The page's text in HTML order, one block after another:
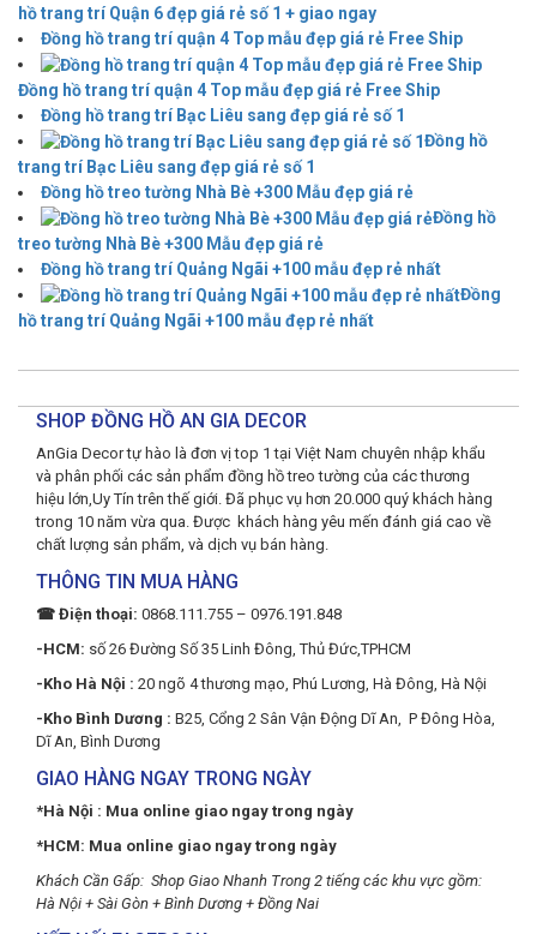
hồ trang trí Quận 6 đẹp giá rẻ số 1 + giao ngay
Đồng hồ trang trí quận 4 Top mẫu đẹp giá rẻ Free Ship
Đồng hồ trang trí quận 4 Top mẫu đẹp giá rẻ Free Ship
Đồng hồ trang trí Bạc Liêu sang đẹp giá rẻ số 1
Đồng hồ
trang trí Bạc Liêu sang đẹp giá rẻ số 1
Đồng hồ treo tường Nhà Bè +300 Mẫu đẹp giá rẻ
Đồng hồ
treo tường Nhà Bè +300 Mẫu đẹp giá rẻ
Đồng hồ trang trí Quảng Ngãi +100 mẫu đẹp rẻ nhất
Đồng
hồ trang trí Quảng Ngãi +100 mẫu đẹp rẻ nhất
SHOP ĐỒNG HỒ AN GIA DECOR
AnGia Decor tự hào là đơn vị top 1 tại Việt Nam chuyên nhập khẩu
và phân phối các sản phẩm đồng hồ treo tường của các thương
hiệu lớn,Uy Tín trên thế giới. Đã phục vụ hơn 20.000 quý khách hàng
trong 10 năm vừa qua. Được khách hàng yêu mến đánh giá cao về
chất lượng sản phẩm, và dịch vụ bán hàng.
THÔNG TIN MUA HÀNG
☎ Điện thoại: 0868.111.755 – 0976.191.848
-HCM: số 26 Đường Số 35 Linh Đông, Thủ Đức,TPHCM
-Kho Hà Nội : 20 ngõ 4 thương mạo, Phú Lương, Hà Đông, Hà Nội
-Kho Bình Dương : B25, Cổng 2 Sân Vận Động Dĩ An, P Đông Hòa,
Dĩ An, Bình Dương
GIAO HÀNG NGAY TRONG NGÀY
*Hà Nội : Mua online giao ngay trong ngày
*HCM: Mua online giao ngay trong ngày
Khách Cần Gấp: Shop Giao Nhanh Trong 2 tiếng các khu vực gồm:
Hà Nội + Sài Gòn + Bình Dương + Đồng Nai